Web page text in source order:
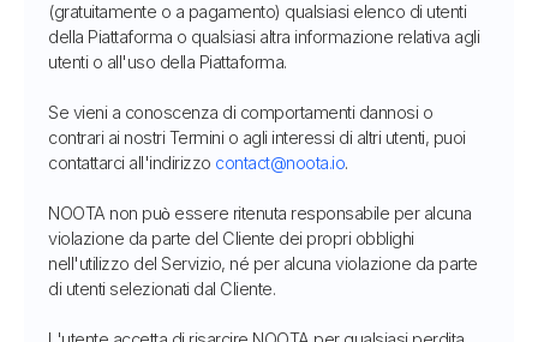
(gratuitamente o a pagamento) qualsiasi elenco di utenti
della Piattaforma o qualsiasi altra informazione relativa agli
utenti o all'uso della Piattaforma.
Se vieni a conoscenza di comportamenti dannosi o
contrari ai nostri Termini o agli interessi di altri utenti, puoi
contattarci all'indirizzo contact@noota.io.
NOOTA non può essere ritenuta responsabile per alcuna
violazione da parte del Cliente dei propri obblighi
nell'utilizzo del Servizio, né per alcuna violazione da parte
di utenti selezionati dal Cliente.